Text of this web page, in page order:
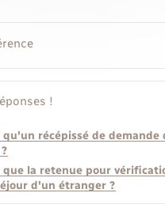
!
qu'un récépissé de demande
que la retenue pour
d'un étranger ?